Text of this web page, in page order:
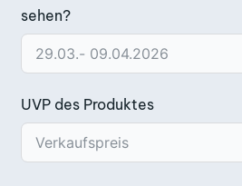
sehen?
UVP des Produktes